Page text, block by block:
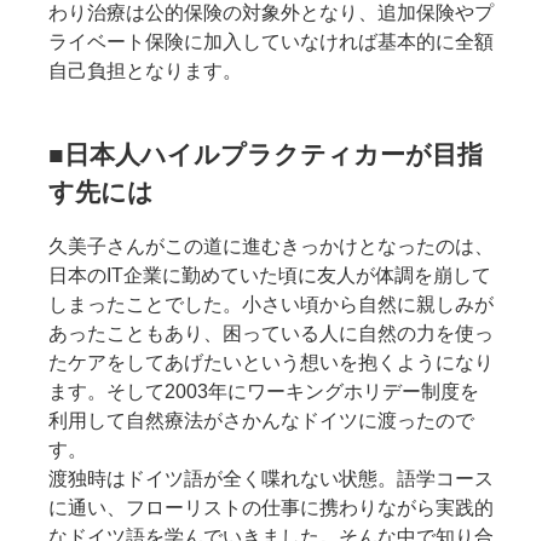
わり治療は公的保険の対象外となり、追加保険やプ
ライベート保険に加入していなければ基本的に全額
自己負担となります。
■日本人ハイルプラクティカーが目指
す先には
久美子さんがこの道に進むきっかけとなったのは、
日本のIT企業に勤めていた頃に友人が体調を崩して
しまったことでした。小さい頃から自然に親しみが
あったこともあり、困っている人に自然の力を使っ
たケアをしてあげたいという想いを抱くようになり
ます。そして2003年にワーキングホリデー制度を
利用して自然療法がさかんなドイツに渡ったので
す。
渡独時はドイツ語が全く喋れない状態。語学コース
に通い、フローリストの仕事に携わりながら実践的
なドイツ語を学んでいきました。そんな中で知り合